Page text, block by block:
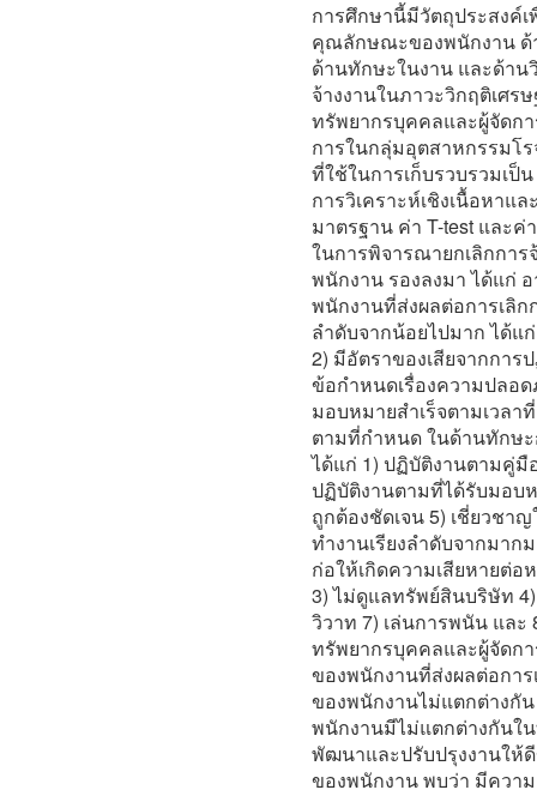
การศึกษานี้มีวัตถุประสงค์
คุณลักษณะของพนักงาน ด้
ด้านทักษะในงาน และด้าน
จ้างงานในภาวะวิกฤติเศร
ทรัพยากรบุคคลและผู้จัดก
การในกลุ่มอุตสาหกรรมโ
ที่ใช้ในการเก็บรวบรวมเป็
การวิเคราะห์เชิงเนื้อหาแ
มาตรฐาน ค่า T-test และ
ในการพิจารณายกเลิกการ
พนักงาน รองลงมา ได้แก่
พนักงานที่ส่งผลต่อการเลิก
ลำดับจากน้อยไปมาก ได้แ
2) มีอัตราของเสียจากกา
ข้อกำหนดเรื่องความปลอ
มอบหมายสำเร็จตามเวล
ตามที่กำหนด ในด้านทักษะ
ได้แก่ 1) ปฏิบัติงานตามคู่
ปฏิบัติงานตามที่ได้รับมอบ
ถูกต้องชัดเจน 5) เชี่ยวชา
ทำงานเรียงลำดับจากมาก
ก่อให้เกิดความเสียหายต่
3) ไม่ดูแลทรัพย์สินบริษัท
วิวาท 7) เล่นการพนัน และ
ทรัพยากรบุคคลและผู้จัด
ของพนักงานที่ส่งผลต่อกา
ของพนักงานไม่แตกต่างกั
พนักงานมีไม่แตกต่างกันใ
พัฒนาและปรับปรุงงานให้
ของพนักงาน พบว่า มีควา